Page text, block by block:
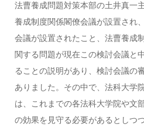
法曹養成問題対策本部の土井真一
養成制度関係閣僚会議が設置され
会議が設置されたこと、法曹養成
関する問題が現在この検討会議と
ることの説明があり、検討会議の
ありました。その中で、法科大学
は、これまでの各法科大学院や文
の効果を見守る必要があるとしつ